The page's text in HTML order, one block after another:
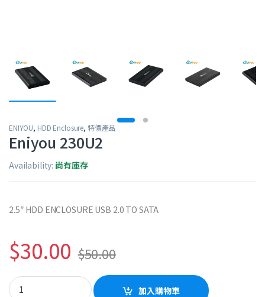
ENIYOU, HDD Enclosure, 特價產品
Eniyou 230U2
Availability: 尚有庫存
2.5″ HDD ENCLOSURE USB 2.0 TO SATA
$30.00 $50.00
Eniyou 230U2 quantity
加入購物車